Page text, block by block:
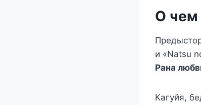
О чем
и «Natsu
Рана
Кагуйя,